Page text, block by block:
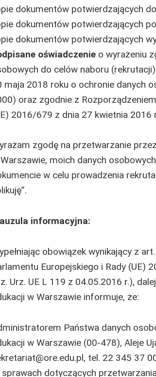
dokumentów potwierdzających
dokumentów potwierdzających
dokumentów potwierdzających
oświadczenie o wyrażeniu
do celów naboru
maja 2018 roku o ochronie danych
oraz zgodnie z
2016/679 z dnia 27 kwietnia 2016
zgodę na przetwarzanie
moich danych
w celu prowadzenia
informacyjna:
obowiązek wynikający z
Europejskiego i Rady (UE)
Urz. UE L 119 z 04.05.2016 r.),
w Warszawie informuje, że:
Państwa danych
w Warszawie (00-478), Aleje
tel. 22 345 37
sprawach dotyczących